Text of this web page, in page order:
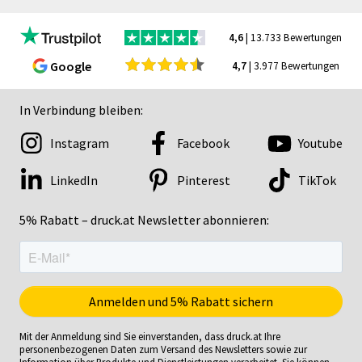
4,6| 13.733 Bewertungen
Google 4,7| 3.977 Bewertungen
In Verbindung bleiben:
5% Rabatt – druck.at Newsletter abonnieren:
Instagram Facebook Youtube
LinkedIn Pinterest TikTok
Mit der Anmeldung sind Sie einverstanden, dass druck.at Ihre
personenbezogenen Daten zum Versand des Newsletters sowie zur